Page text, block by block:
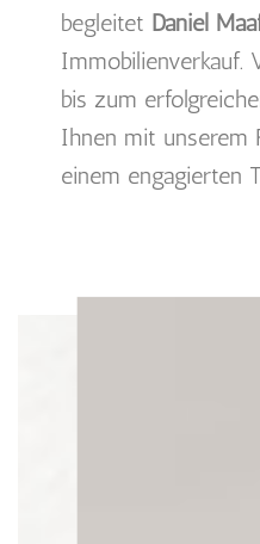
begleitet Daniel
Immobilienverkauf.
bis zum
Ihnen mit unserem
einem engagierten